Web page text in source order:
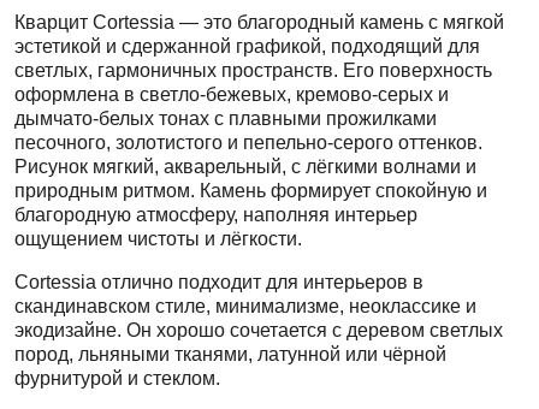
Кварцит Cortessia — это благородный камень с мягкой
эстетикой и сдержанной графикой, подходящий для
светлых, гармоничных пространств. Его поверхность
оформлена в светло-бежевых, кремово-серых и
дымчато-белых тонах с плавными прожилками
песочного, золотистого и пепельно-серого оттенков.
Рисунок мягкий, акварельный, с лёгкими волнами и
природным ритмом. Камень формирует спокойную и
благородную атмосферу, наполняя интерьер
ощущением чистоты и лёгкости.
Cortessia отлично подходит для интерьеров в
скандинавском стиле, минимализме, неоклассике и
экодизайне. Он хорошо сочетается с деревом светлых
пород, льняными тканями, латунной или чёрной
фурнитурой и стеклом.